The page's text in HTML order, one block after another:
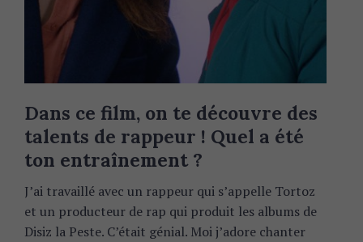
Dans ce film, on te découvre des
talents de rappeur ! Quel a été
ton entraînement ?
J’ai travaillé avec un rappeur qui s’appelle Tortoz
et un producteur de rap qui produit les albums de
Disiz la Peste. C’était génial. Moi j’adore chanter